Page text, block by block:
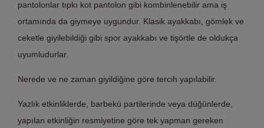
pantolonlar tıpkı kot pantolon gibi kombinlenebilir ama iş
ortamında da giymeye uygundur. Klasik ayakkabı, gömlek ve
ceketle giyilebildiği gibi spor ayakkabı ve tişörtle de oldukça
uyumludurlar.
Nerede ve ne zaman giyildiğine göre tercih yapılabilir.
Yazlık etkinliklerde, barbekü partilerinde veya düğünlerde,
yapılan etkinliğin resmiyetine göre tek yapman gereken